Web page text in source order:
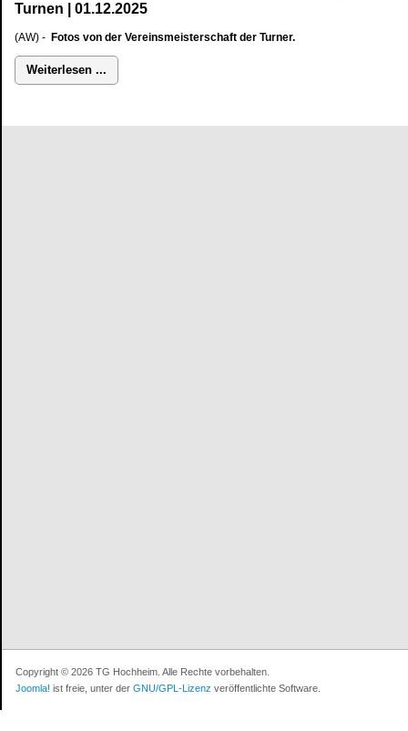
Turnen | 01.12.2025
(AW) - Fotos von der Vereinsmeisterschaft der Turner.
Weiterlesen ...
Copyright © 2026 TG Hochheim. Alle Rechte vorbehalten.
Joomla! ist freie, unter der GNU/GPL-Lizenz veröffentlichte Software.